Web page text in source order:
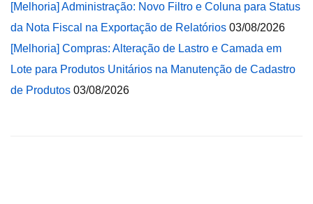
[Melhoria] Administração: Novo Filtro e Coluna para Status
da Nota Fiscal na Exportação de Relatórios 03/08/2026
[Melhoria] Compras: Alteração de Lastro e Camada em
Lote para Produtos Unitários na Manutenção de Cadastro
de Produtos 03/08/2026